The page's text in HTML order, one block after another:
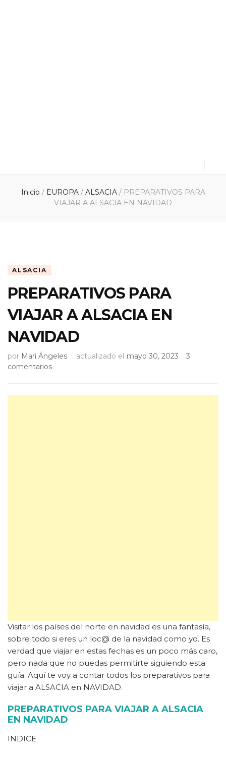
Inicio / EUROPA / ALSACIA / PREPARATIVOS PARA
VIAJAR A ALSACIA EN NAVIDAD
ALSACIA
PREPARATIVOS PARA
VIAJAR A ALSACIA EN
NAVIDAD
por Mari Ángeles actualizado el mayo 30, 2023
3
comentariosen
Visitar los países del norte en navidad es una fantasía,
sobre todo si eres un loc@ de la navidad como yo. Es
verdad que viajar en estas fechas es un poco más caro,
pero nada que no puedas permitirte siguiendo esta
guía. Aquí te voy a contar todos los preparativos para
viajar a ALSACIA en NAVIDAD.
PREPARATIVOS PARA VIAJAR A ALSACIA
EN NAVIDAD
INDICE